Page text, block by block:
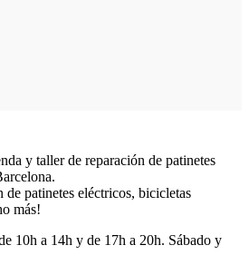
y taller de reparación de patinetes
de patinetes eléctricos, bicicletas
más!
10h a 14h y de 17h a 20h. Sábado y